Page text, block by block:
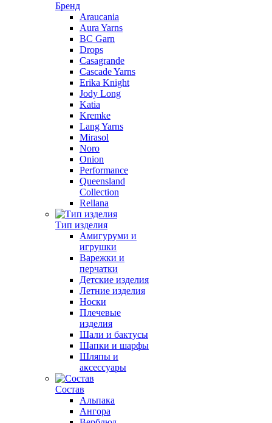
Бренд
Araucania
Aura Yarns
BC Garn
Drops
Casagrande
Cascade Yarns
Erika Knight
Jody Long
Katia
Kremke
Lang Yarns
Mirasol
Noro
Onion
Performance
Queensland
Collection
Rellana
Тип изделия
Амигуруми и
игрушки
Варежки и
перчатки
Детские изделия
Летние изделия
Носки
Плечевые
изделия
Шали и бактусы
Шапки и шарфы
Шляпы и
аксессуары
Состав
Альпака
Ангора